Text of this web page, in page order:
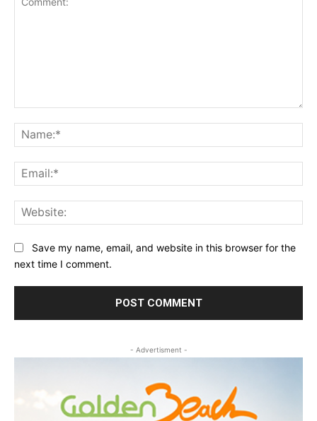
Save my name, email, and website in this browser for the
next time I comment.
- Advertisment -